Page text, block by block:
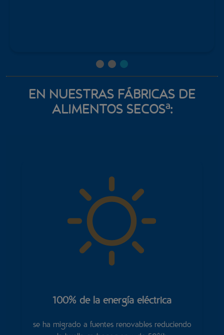
EN NUESTRAS FÁBRICAS DE
ALIMENTOS SECOSa:
100% de la energía eléctrica
se ha migrado a fuentes renovables reduciendo